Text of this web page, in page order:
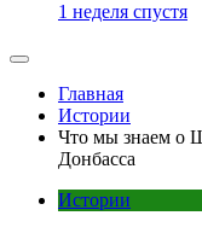
1 неделя спустя
Главная
Истории
Что мы знаем о
Донбасса
Истории